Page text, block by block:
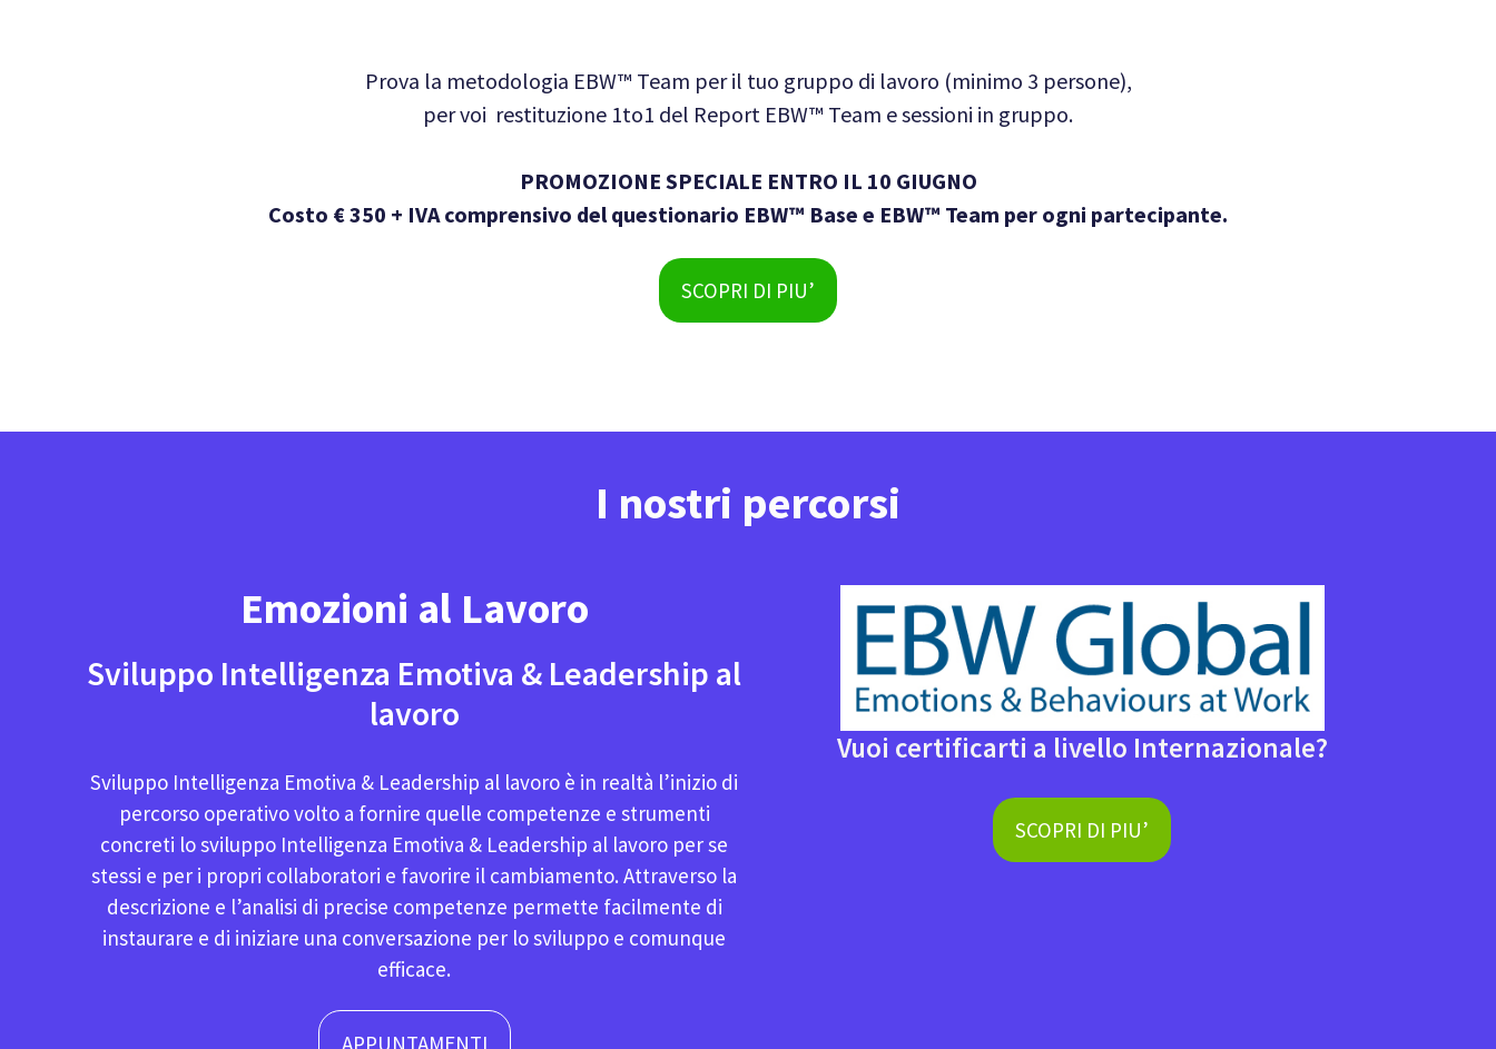
Prova la metodologia EBW™ Team per il tuo gruppo di lavoro (minimo 3 persone),
per voi restituzione 1to1 del Report EBW™ Team e sessioni in gruppo.
PROMOZIONE SPECIALE ENTRO IL 10 GIUGNO
Costo € 350 + IVA comprensivo del questionario EBW™ Base e EBW™ Team per ogni partecipante.
SCOPRI DI PIU’
I nostri percorsi
Emozioni al Lavoro
Sviluppo Intelligenza Emotiva & Leadership al
lavoro
Sviluppo Intelligenza Emotiva & Leadership al lavoro è in realtà l’inizio di
percorso operativo volto a fornire quelle competenze e strumenti
concreti lo sviluppo Intelligenza Emotiva & Leadership al lavoro per se
stessi e per i propri collaboratori e favorire il cambiamento. Attraverso la
descrizione e l’analisi di precise competenze permette facilmente di
instaurare e di iniziare una conversazione per lo sviluppo e comunque
efficace.
APPUNTAMENTI
Vuoi certificarti a livello Internazionale?
SCOPRI DI PIU’